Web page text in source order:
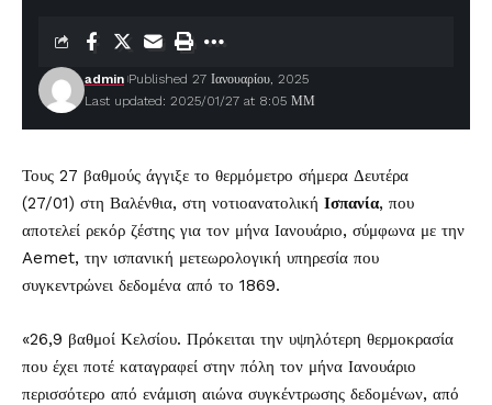
Last updated: 2025/01/27 at 8:05 ΜΜ
admin Published 27 Ιανουαρίου, 2025
Τους 27 βαθμούς άγγιξε το θερμόμετρο σήμερα Δευτέρα
(27/01) στη Βαλένθια, στη νοτιοανατολική Ισπανία, που
αποτελεί ρεκόρ ζέστης για τον μήνα Ιανουάριο, σύμφωνα με την
Aemet, την ισπανική μετεωρολογική υπηρεσία που
συγκεντρώνει δεδομένα από το 1869.
«26,9 βαθμοί Κελσίου. Πρόκειται την υψηλότερη θερμοκρασία
που έχει ποτέ καταγραφεί στην πόλη τον μήνα Ιανουάριο
περισσότερο από ενάμιση αιώνα συγκέντρωσης δεδομένων, από